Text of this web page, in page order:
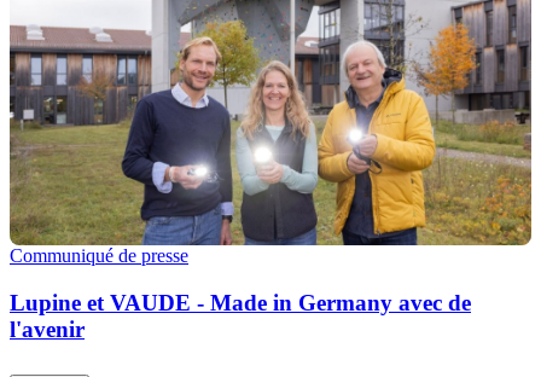
Communiqué de presse
Lupine et VAUDE - Made in Germany avec de
l'avenir